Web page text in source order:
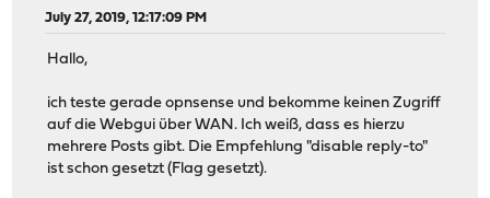
July 27, 2019, 12:17:09 PM
Hallo,
ich teste gerade opnsense und bekomme keinen Zugriff
auf die Webgui über WAN. Ich weiß, dass es hierzu
mehrere Posts gibt. Die Empfehlung "disable reply-to"
ist schon gesetzt (Flag gesetzt).